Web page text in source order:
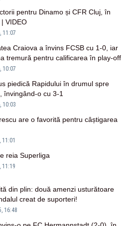
pentru Dinamo și CFR Cluj, în
VIDEO
11:07
Craiova a învins FCSB cu 1-0, iar
tremură pentru calificarea în play-off
10:07
piedică Rapidului în drumul spre
învingând-o cu 3-1
10:03
are o favorită pentru câștigarea
reia Superliga
11:19
din plin: două amenzi usturătoare
creat de suporteri!
16:48